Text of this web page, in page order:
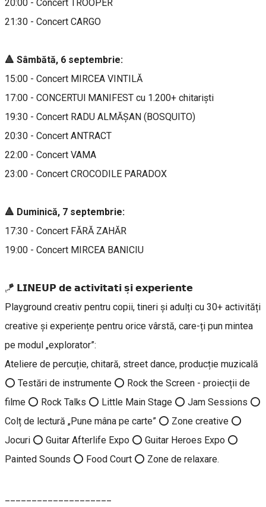
20:00 - Concert TROOPER
21:30 - Concert CARGO
🔺 Sâmbătă, 6 septembrie:
15:00 - Concert MIRCEA VINTILĂ
17:00 - CONCERTUl MANIFEST cu 1.200+ chitariști
19:30 - Concert RADU ALMĂȘAN (BOSQUITO)
20:30 - Concert ANTRACT
22:00 - Concert VAMA
23:00 - Concert CROCODILE PARADOX
🔺 Duminică, 7 septembrie:
17:30 - Concert FĂRĂ ZAHĂR
19:00 - Concert MIRCEA BANICIU
🪁 𝗟𝗜𝗡𝗘𝗨𝗣 𝗱𝗲 𝗮𝗰𝘁𝗶𝘃𝗶𝘁𝗮𝘁𝗶 𝘀̦𝗶 𝗲𝘅𝗽𝗲𝗿𝗶𝗲𝗻𝘁𝗲
Playground creativ pentru copii, tineri și adulți cu 30+ activități
creative și experiențe pentru orice vârstă, care-ți pun mintea
pe modul „explorator”:
Ateliere de percuție, chitară, street dance, producție muzicală
⭕ Testări de instrumente ⭕ Rock the Screen - proiecții de
filme ⭕ Rock Talks ⭕ Little Main Stage ⭕ Jam Sessions ⭕
Colț de lectură „Pune mâna pe carte” ⭕ Zone creative ⭕
Jocuri ⭕ Guitar Afterlife Expo ⭕ Guitar Heroes Expo ⭕
Painted Sounds ⭕ Food Court ⭕ Zone de relaxare.